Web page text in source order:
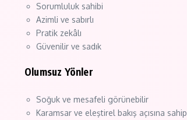
Sorumluluk sahibi
Azimli ve sabırlı
Pratik zekâlı
Güvenilir ve sadık
Olumsuz Yönler
Soğuk ve mesafeli görünebilir
Karamsar ve eleştirel bakış açısına sahip